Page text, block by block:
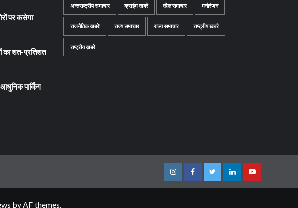
पर कसेगा
का शत-प्रतिशत
पार्किंग
अन्तराष्ट्रीय समाचार क्राईम खबरे खेल समाचार मनोरंजन
राजनैतिक खबरे राज्य समाचार राज्य समाचार राष्ट्रीय खबरे
राष्ट्रीय ख़बरें
InstagramFacebookTwitterLinkedinYoutube
by AF themes.